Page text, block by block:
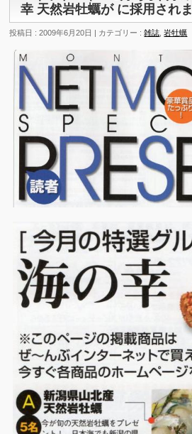
幸 天然岩牡蠣が に採用され
投稿日 : 2009年6月20日 | カテゴリー :雑誌 ,岩牡蠣